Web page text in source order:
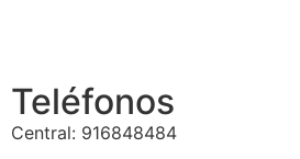
Teléfonos
Central: 916848484